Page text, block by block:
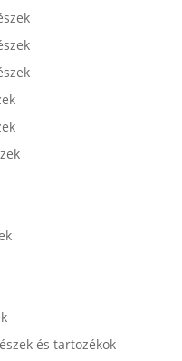
és tartozékok